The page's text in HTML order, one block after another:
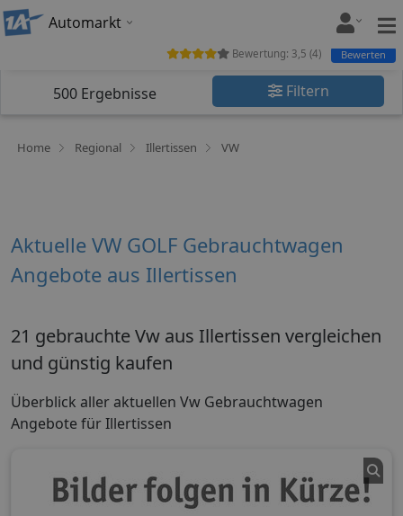
Automarkt
500 Ergebnisse Filtern
Home Regional Illertissen VW
Bewertung: 3,5 (4) Bewerten
Aktuelle VW GOLF Gebrauchtwagen
Angebote aus Illertissen
21 gebrauchte Vw aus Illertissen vergleichen
und günstig kaufen
Überblick aller aktuellen Vw Gebrauchtwagen
Angebote für Illertissen